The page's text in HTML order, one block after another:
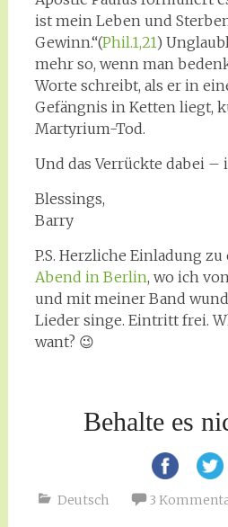
ist mein Leben und
Gewinn.“(Phil.1,21)
mehr so, wenn man
Worte schreibt, als er in
Gefängnis in Ketten liegt,
Martyrium-Tod.
Und das Verrückte dabei –
Blessings,
Barry
P.S. Herzliche Einladung
Abend in Berlin, wo ich
und mit meiner Band
Lieder singe. Eintritt frei.
want? 😉
Behalte es
Deutsch 3